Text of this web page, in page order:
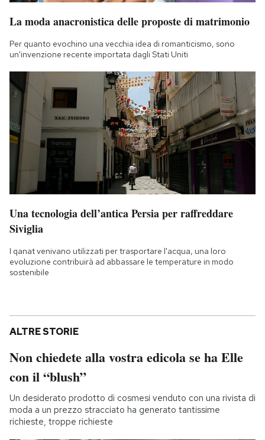
La moda anacronistica delle proposte di matrimonio
Per quanto evochino una vecchia idea di romanticismo, sono
un'invenzione recente importata dagli Stati Uniti
Una tecnologia dell’antica Persia per raffreddare
Siviglia
I qanat venivano utilizzati per trasportare l'acqua, una loro
evoluzione contribuirà ad abbassare le temperature in modo
sostenibile
ALTRE STORIE
Non chiedete alla vostra edicola se ha Elle
con il “blush”
Un desiderato prodotto di cosmesi venduto con una rivista di
moda a un prezzo stracciato ha generato tantissime
richieste, troppe richieste